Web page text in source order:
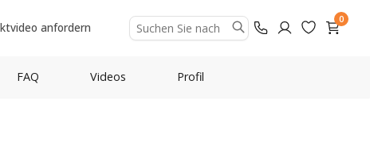
anfordern
0
FAQ Videos Profil